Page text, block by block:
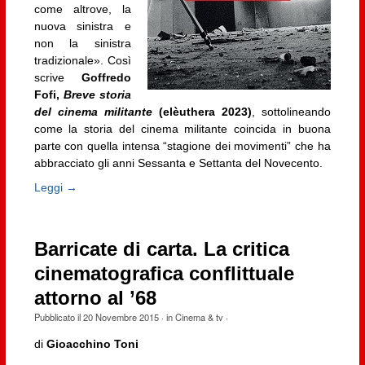
come altrove, la
nuova sinistra e
non la sinistra
tradizionale». Così
scriveGoffredo
Fofi, Breve storia
del cinema militante(elèuthera 2023), sottolineando
come la storia del cinema militante coincida in buona
parte con quella intensa “stagione dei movimenti” che ha
abbracciato gli anni Sessanta e Settanta del Novecento.
Leggi →
Barricate di carta. La critica
cinematografica conflittuale
attorno al ’68
Pubblicato il20 Novembre 2015· inCinema & tv·
di Gioacchino Toni